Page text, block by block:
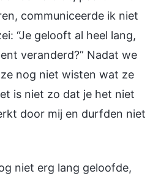
communiceerde ik niet
“Je gelooft al heel lang,
veranderd?” Nadat we
nog niet wisten wat ze
is niet zo dat je het niet
door mij en durfden niet
niet erg lang geloofde,